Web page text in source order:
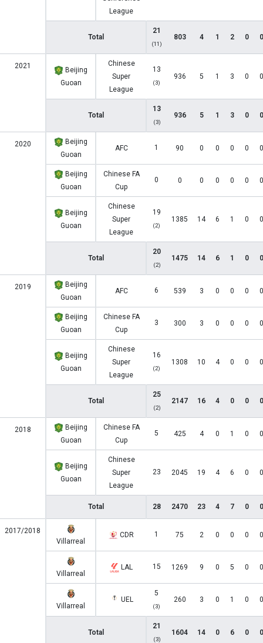
League
Total
21
(11)
803 4 1 2 0 0
2021
Beijing
Guoan
Chinese
Super
League
13
(3)
936 5 1 3 0 0
Total
13
(3)
936 5 1 3 0 0
2020
Beijing
Guoan
AFC 1 90 0 0 0 0 0
Beijing
Guoan
Chinese FA
Cup
0 0 0 0 0 0 0
Beijing
Guoan
Chinese
Super
League
19
(2)
1385 14 6 1 0 0
Total
20
(2)
1475 14 6 1 0 0
2019
Beijing
Guoan
AFC 6 539 3 0 0 0 0
Beijing
Guoan
Chinese FA
Cup
3 300 3 0 0 0 0
Beijing
Guoan
Chinese
Super
League
16
(2)
1308 10 4 0 0 0
Total
25
(2)
2147 16 4 0 0 0
2018
Beijing
Guoan
Chinese FA
Cup
5 425 4 0 1 0 0
Beijing
Guoan
Chinese
Super
League
23 2045 19 4 6 0 0
Total 28 2470 23 4 7 0 0
2017/2018
Villarreal
CDR 1 75 2 0 0 0 0
Villarreal
LAL 15 1269 9 0 5 0 0
Villarreal
UEL
5
(3)
260 3 0 1 0 0
Total
21
(3)
1604 14 0 6 0 0